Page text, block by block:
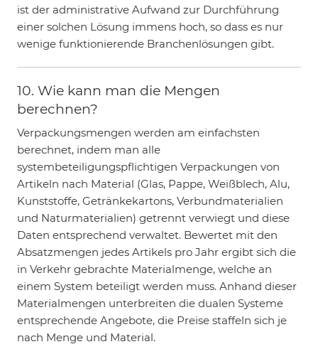
ist der administrative Aufwand zur Durchführung
einer solchen Lösung immens hoch, so dass es nur
wenige funktionierende Branchenlösungen gibt.
10. Wie kann man die Mengen
berechnen?
Verpackungsmengen werden am einfachsten
berechnet, indem man alle
systembeteiligungspflichtigen Verpackungen von
Artikeln nach Material (Glas, Pappe, Weißblech, Alu,
Kunststoffe, Getränkekartons, Verbundmaterialien
und Naturmaterialien) getrennt verwiegt und diese
Daten entsprechend verwaltet. Bewertet mit den
Absatzmengen jedes Artikels pro Jahr ergibt sich die
in Verkehr gebrachte Materialmenge, welche an
einem System beteiligt werden muss. Anhand dieser
Materialmengen unterbreiten die dualen Systeme
entsprechende Angebote, die Preise staffeln sich je
nach Menge und Material.